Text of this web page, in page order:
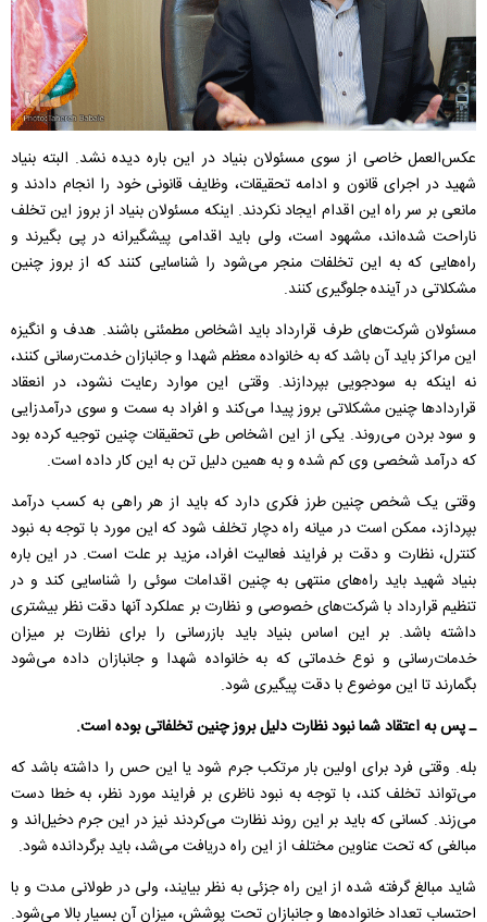
عکس‌العمل خاصی از سوی مسئولان بنیاد در این باره دیده نشد. البته بنیاد
شهید در اجرای قانون و ادامه تحقیقات، وظایف قانونی خود را انجام دادند و
مانعی بر سر راه این اقدام ایجاد نکردند. اینکه مسئولان بنیاد از بروز این تخلف
ناراحت شده‌‌اند،‌ مشهود است، ولی باید اقدامی پیشگیرانه در پی بگیرند و
راه‌هایی که به این تخلفات منجر می‌شود را شناسایی کنند که از بروز چنین
مشکلاتی در آینده جلوگیری کنند.
مسئولان شرکت‌های طرف قرارداد باید اشخاص مطمئنی باشند. هدف و انگیزه
این مراکز باید آن باشد که به خانواده معظم شهدا و جانبازان خدمت‌رسانی کنند،
نه اینکه به سودجویی بپردازند. وقتی این موارد رعایت نشود، در انعقاد
قراردادها چنین مشکلاتی بروز پیدا می‌کند و افراد به سمت و سوی درآمدزایی
و سود بردن می‌روند. یکی از این اشخاص طی تحقیقات چنین توجیه کرده بود
که درآمد شخصی وی کم شده و به همین دلیل تن به این کار داده است.
وقتی یک شخص چنین طرز فکری دارد که باید از هر راهی به کسب درآمد
بپردازد، ممکن است در میانه راه دچار تخلف شود که این مورد با توجه به نبود
کنترل، نظارت و دقت بر فرایند فعالیت افراد،‌ مزید بر علت است. در این باره
بنیاد شهید باید راه‌های منتهی به چنین اقدامات سوئی را شناسایی کند و در
تنظیم قرارداد با شرکت‌های خصوصی و نظارت بر عملکرد آنها دقت نظر بیشتری
داشته باشد. بر این اساس بنیاد باید بازرسانی را برای نظارت بر میزان
خدمات‌رسانی و نوع خدماتی که به خانواده شهدا و جانبازان داده می‌شود
بگمارند تا این موضوع با دقت پیگیری شود.
ـ پس به اعتقاد شما نبود نظارت دلیل بروز چنین تخلفاتی بوده است.
بله. وقتی فرد برای اولین بار مرتکب جرم شود یا این حس را داشته باشد که
می‌تواند تخلف کند،‌ با توجه به نبود ناظری بر فرایند مورد نظر،‌ به خطا دست
می‌زند. کسانی که باید بر این روند نظارت می‌کردند نیز در این جرم دخیل‌اند و
مبالغی که تحت عناوین مختلف از این راه دریافت می‌شد، باید برگردانده شود.
شاید مبالغ گرفته شده از این راه جزئی به نظر بیایند،‌ ولی در طولانی مدت و با
احتساب تعداد خانواده‌ها و جانبازان تحت پوشش،‌ میزان آن بسیار بالا می‌شود.